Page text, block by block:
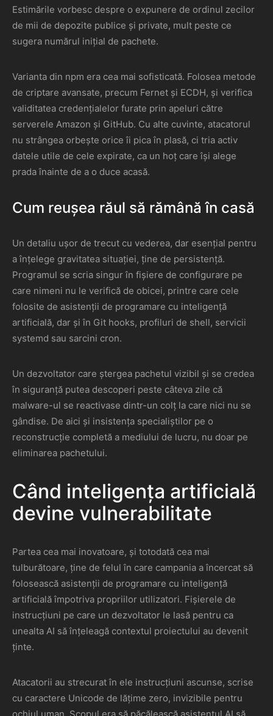
Estimările vorbesc despre o expunere de ordinul zecilor
de mii de depozite publice și private, mult peste ce
sugera numărul inițial de pachete.
Varianta din npm era cea mai sofisticată. Folosea metode
de criptare avansate, precum Fernet și ECDH, și verifica
validitatea credențialelor furate prin apeluri către
serverele Amazon și GitHub. Cu alte cuvinte, atacatorul
nu strângea orbește orice îi pica în plasă, ci tria activ
datele utile de cele expirate, ca un hoț care își alege
prada înainte de a o duce acasă.
Cum reușea răul să rămână în casă
Un detaliu ușor de trecut cu vederea, dar esențial pentru
a înțelege gravitatea situației, ține de persistență.
Programul se scria singur în fișiere de configurare pe
care nimeni nu le verifică de obicei, printre care cele
folosite de asistenții de programare cu inteligență
artificială, dar și în Git hooks, profiluri de shell, servicii
systemd sau sarcini cron.
Un dezvoltator care ștergea pachetul vizibil și se credea
în siguranță putea descoperi peste câteva zile că
malware-ul se reactivase dintr-un colț la care nici nu se
gândise. De aici și insistența specialiștilor pe o
reconstrucție completă a mediului de lucru, nu doar pe
eliminarea pachetului.
Când inteligența artificială
devine vulnerabilitate
Partea cea mai inovatoare, și totodată cea mai
tulburătoare, ține de felul în care campania a încercat să
folosească asistenții de programare cu inteligență
artificială împotriva propriilor utilizatori. Fișierele de
instrucțiuni pe care un dezvoltator le lasă pentru ca
unealta AI să înțeleagă contextul proiectului au devenit
ținte.
Atacatorii au strecurat în ele instrucțiuni ascunse, scrise
cu caractere Unicode de lățime zero, invizibile pentru